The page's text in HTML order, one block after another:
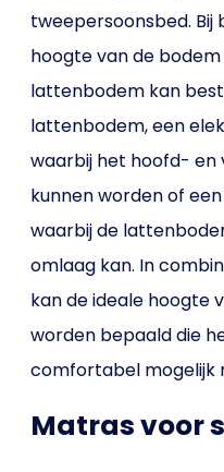
tweepersoonsbed. Bij
hoogte van de
lattenbodem kan
lattenbodem, een
waarbij het hoofd- en
kunnen worden of
waarbij de
omlaag kan. In
kan de ideale hoogte
worden bepaald die
comfortabel mogelijk
Matras voor